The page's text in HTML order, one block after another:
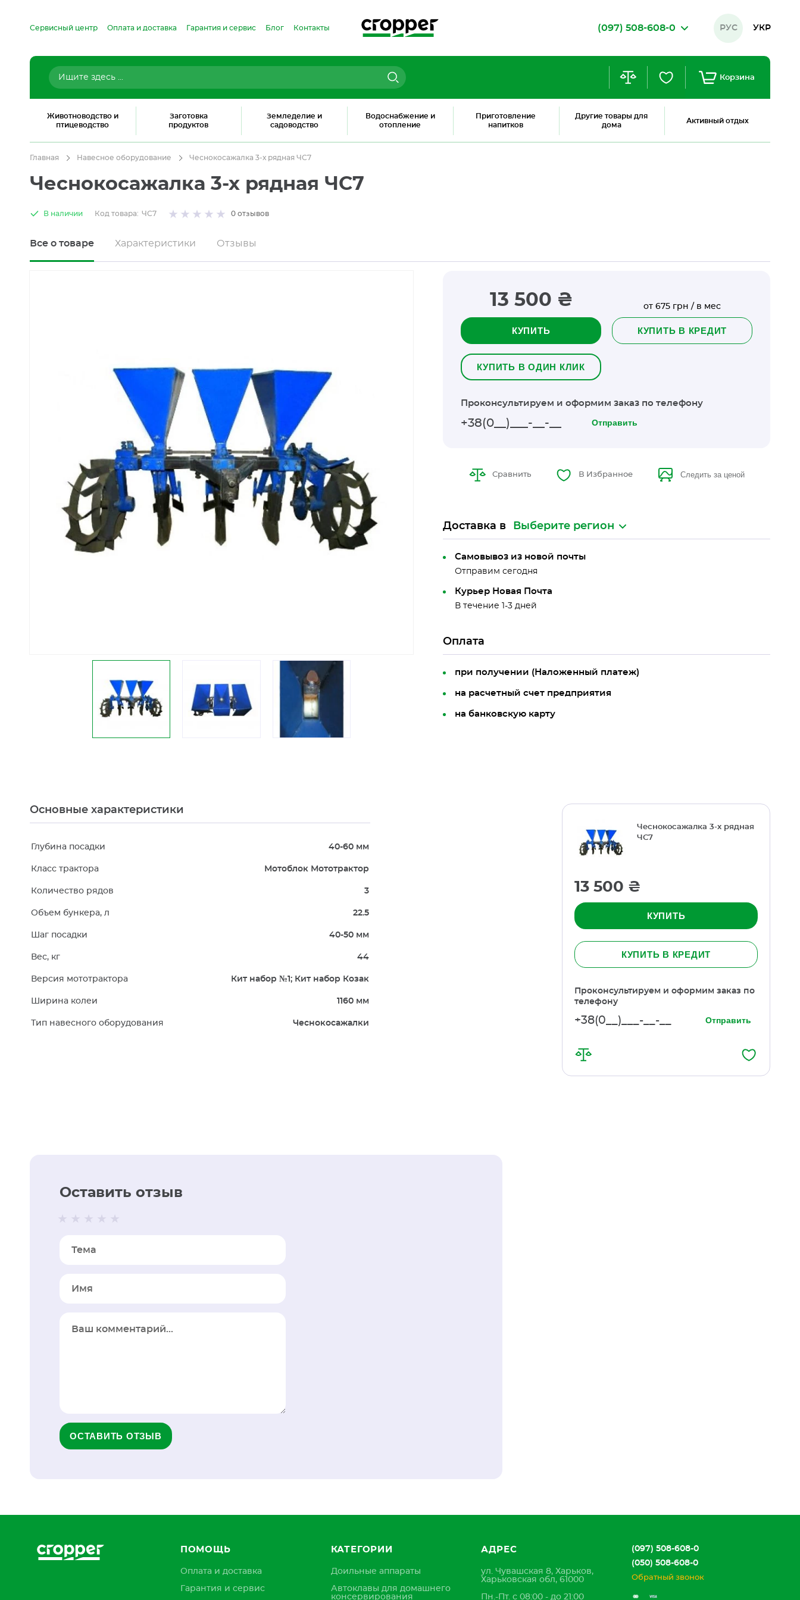
РУС УКР
Животноводство и
птицеводство
Заготовка
продуктов
Земледелие и
садоводство
Водоснабжение и
отопление
Приготовление
напитков
Другие товары для
дома
Активный отдых
Сервисный центр Оплата и доставка Гарантия и сервис Блог Контакты (097) 508-608-0
Корзина
Главная Навесное оборудование Чеснокосажалка 3-х рядная ЧС7
Чеснокосажалка 3-х рядная ЧС7
В наличии Код товара: ЧС7 0 отзывов
Все о товаре Характеристики Отзывы
13 500 ₴ от 675 грн / в мес
КУПИТЬ В ОДИН КЛИК
КУПИТЬ КУПИТЬ В КРЕДИТ
Проконсультируем и оформим заказ по телефону
Отправить
Сравнить В Избранное Следить за ценой
Доставка в Выберите регион
Самовывоз из новой почты
Отправим сегодня
Курьер Новая Почта
В течение 1-3 дней
Оплата
при получении (Наложенный платеж)
на расчетный счет предприятия
на банковскую карту
Основные характеристики
Глубина посадки 40-60 мм
Класс трактора Мотоблок Мототрактор
Количество рядов 3
Объем бункера, л 22.5
Шаг посадки 40-50 мм
Вес, кг 44
Версия мототрактора Кит набор №1; Кит набор Козак
Ширина колеи 1160 мм
Тип навесного оборудования Чеснокосажалки
Оставить отзыв
Тема
Имя
ОСТАВИТЬ ОТЗЫВ
Чеснокосажалка 3-х рядная
ЧС7
13 500 ₴
КУПИТЬ
КУПИТЬ В КРЕДИТ
Проконсультируем и оформим заказ по
телефону
Отправить
ПОМОЩЬ
Оплата и доставка
Гарантия и сервис
КАТЕГОРИИ
Доильные аппараты
Автоклавы для домашнего
консервирования
АДРЕС
ул. Чувашская 8, Харьков,
Харьковская обл, 61000
Пн.-Пт. с 08:00 - до 21:00
(097) 508-608-0
(050) 508-608-0
Обратный звонок